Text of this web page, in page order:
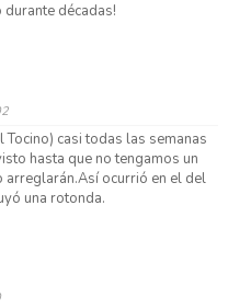
durante décadas!
Tocino) casi todas las semanas
hasta que no tengamos un
ocurrió en el del
una rotonda.